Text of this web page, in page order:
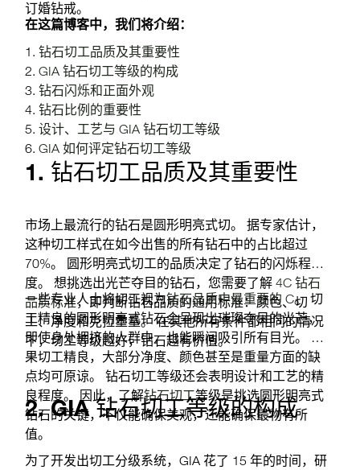
订婚钻戒。
在这篇博客中，我们将介绍：
钻石切工品质及其重要性
GIA 钻石切工等级的构成
钻石闪烁和正面外观
钻石比例的重要性
设计、工艺与 GIA 钻石切工等级
GIA 如何评定钻石切工等级
1. 钻石切工品质及其重要性
市场上最流行的钻石是圆形明亮式切。 据专家估计，
这种切工样式在如今出售的所有钻石中的占比超过
70%。 圆形明亮式切工的品质决定了钻石的闪烁程
度。 想挑选出光芒夺目的钻石，您需要了解 4C 钻石
品质标准，即判断钻石品质的通用标准：颜色、切
工、净度和克拉重量。 在其他所有条件都相同的情况
下，切工等级越好，钻石越有价值。
一些专业人士将切工视为钻石品质中最重要的 C。 切
工精良的圆形明亮式钻石会呈现出璀璨夺目的光芒，
即使身处拥挤的人群中，也能瞬间吸引所有目光。 如
果切工精良，大部分净度、颜色甚至是重量方面的缺
点均可原谅。 钻石切工等级还会表明设计和工艺的精
良程度。 因此，了解钻石切工等级是挑选圆形明亮式
钻石的关键，不仅能确保美观，还能确保最物有所
值。
2. GIA 钻石切工等级的构成
为了开发出切工分级系统，GIA 花了 15 年的时间，研